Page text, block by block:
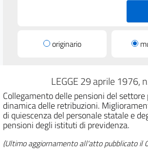
originario
LEGGE 29 aprile 1976,
Collegamento delle pensioni del settore
dinamica delle retribuzioni.
di quiescenza del personale statale e
pensioni degli istituti di previdenza.
(Ultimo aggiornamento all'atto pubblicato